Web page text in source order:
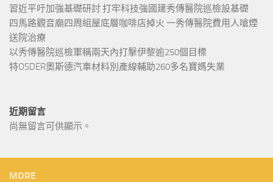
習近平吁加強基礎研討 打牢科技強國建秀傳醫院巡檢設基礎
四馬路觀音廟四周組屋底層咖啡店掉火 一秀傳醫院費用人嗆煙
送院治療
以秀傳醫院巡檢軍稱兩天內打擊伊黎逾250個目標
特OSDER奧斯德汽車材料別產線輔助260多名寶媽失業
近期留言
尚無留言可供顯示。
MORE